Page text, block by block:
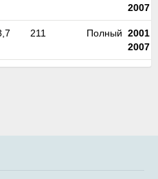
2007
211 Полный 2001
2007